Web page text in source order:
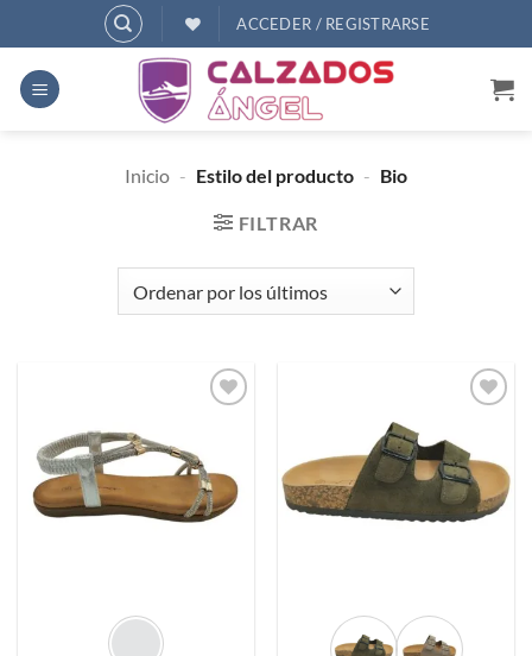
al
contenido
ACCEDER / REGISTRARSE
Inicio - Estilo del producto - Bio
FILTRAR
deseos